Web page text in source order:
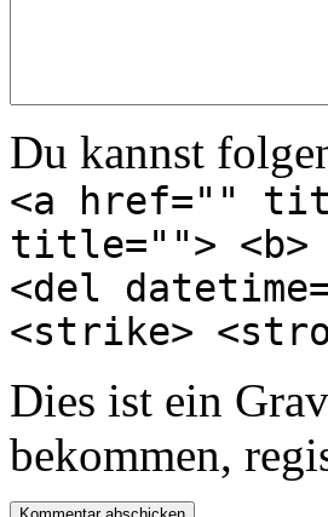
Du kannst
<a href=""
title=""> <b>
<del
<strike>
Dies ist ein
bekommen,